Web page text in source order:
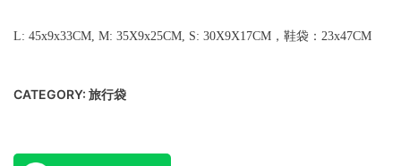
L: 45x9x33CM, M: 35X9x25CM, S: 30X9X17CM，鞋袋：23x47CM
CATEGORY: 旅行袋